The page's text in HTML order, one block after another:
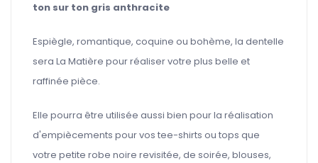
ton sur ton gris anthracite
Espiègle, romantique, coquine ou bohème, la dentelle
sera La Matière pour réaliser votre plus belle et
raffinée pièce.
Elle pourra être utilisée aussi bien pour la réalisation
d'empiècements pour vos tee-shirts ou tops que
votre petite robe noire revisitée, de soirée, blouses,